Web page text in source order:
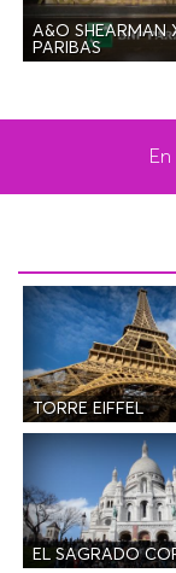
A&O SHEARMAN
PARIBAS
TORRE EIFFEL
EL SAGRADO